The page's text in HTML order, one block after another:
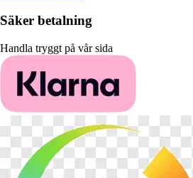
Säker betalning
Handla tryggt på vår sida